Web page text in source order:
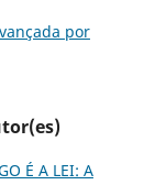
por
É A LEI: A